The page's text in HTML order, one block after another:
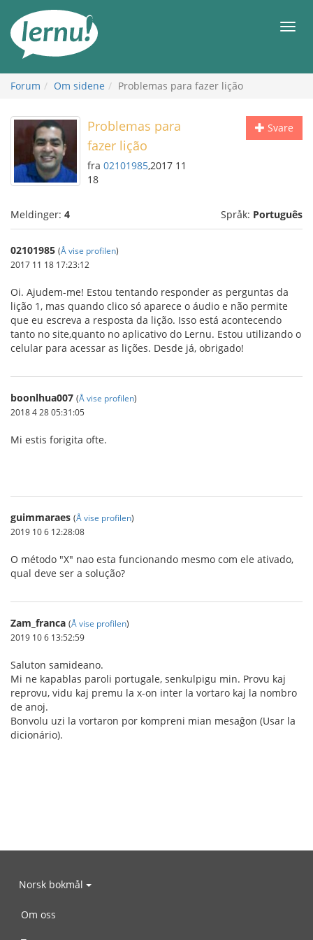
innholdet
Meny
Forum Om sidene Problemas para fazer lição
Svare
Problemas para
fazer lição
fra 02101985,2017 11
18
Meldinger: 4 Språk: Português
02101985 (Å vise profilen)
2017 11 18 17:23:12
Oi. Ajudem-me! Estou tentando responder as perguntas da
lição 1, mas quando clico só aparece o áudio e não permite
que eu escreva a resposta da lição. Isso está acontecendo
tanto no site,quanto no aplicativo do Lernu. Estou utilizando o
celular para acessar as lições. Desde já, obrigado!
boonlhua007 (Å vise profilen)
2018 4 28 05:31:05
Mi estis forigita ofte.
guimmaraes (Å vise profilen)
2019 10 6 12:28:08
O método "X" nao esta funcionando mesmo com ele ativado,
qual deve ser a solução?
Zam_franca (Å vise profilen)
2019 10 6 13:52:59
Saluton samideano.
Mi ne kapablas paroli portugale, senkulpigu min. Provu kaj
reprovu, vidu kaj premu la x-on inter la vortaro kaj la nombro
de anoj.
Bonvolu uzi la vortaron por kompreni mian mesaĝon (Usar la
dicionário).
Norsk bokmål
Om oss